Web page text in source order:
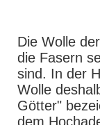
Die Wolle
die Fasern
sind. In der
Wolle
Götter"
dem